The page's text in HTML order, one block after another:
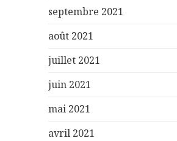
septembre 2021
août 2021
juillet 2021
juin 2021
mai 2021
avril 2021